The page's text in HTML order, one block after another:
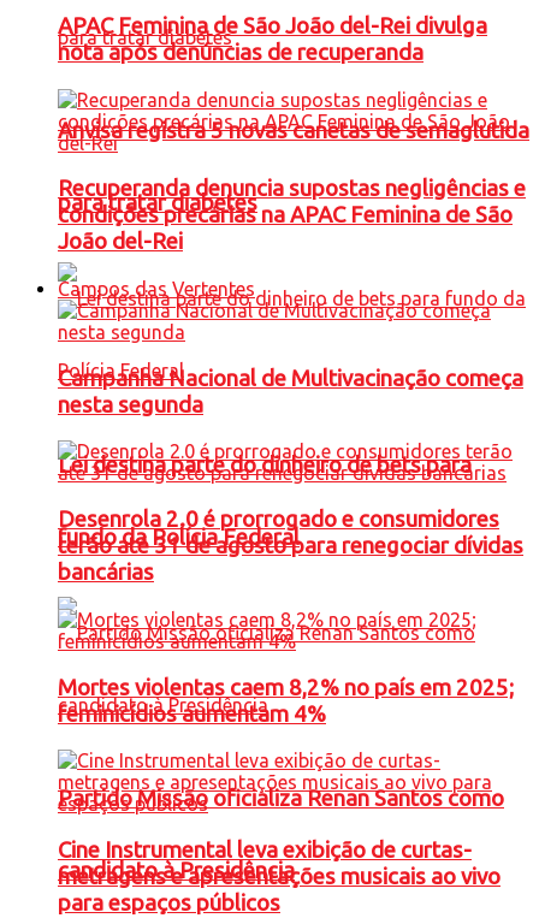
Anvisa registra 5 novas canetas de semaglutida
para tratar diabetes
Lei destina parte do dinheiro de bets para
fundo da Polícia Federal
Partido Missão oficializa Renan Santos como
candidato à Presidência
APAC Feminina de São João del-Rei divulga
nota após denúncias de recuperanda
Recuperanda denuncia supostas negligências e
condições precárias na APAC Feminina de São
João del-Rei
Campos das Vertentes
Campanha Nacional de Multivacinação começa
nesta segunda
Desenrola 2.0 é prorrogado e consumidores
terão até 31 de agosto para renegociar dívidas
bancárias
Mortes violentas caem 8,2% no país em 2025;
feminicídios aumentam 4%
Cine Instrumental leva exibição de curtas-
metragens e apresentações musicais ao vivo
para espaços públicos